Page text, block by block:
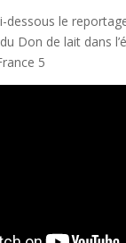
dessous le
Don de lait dans
5